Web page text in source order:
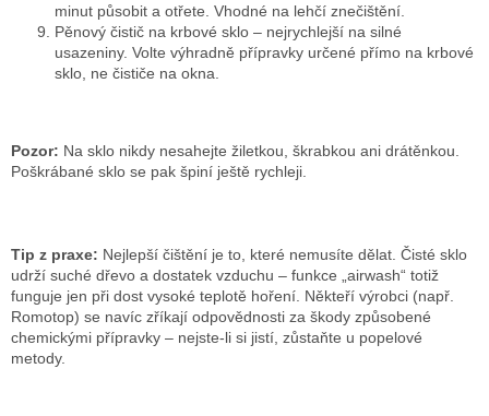
minut působit a otřete. Vhodné na lehčí znečištění.
Pěnový čistič na krbové sklo – nejrychlejší na silné
usazeniny. Volte výhradně přípravky určené přímo na krbové
sklo, ne čističe na okna.
Pozor: Na sklo nikdy nesahejte žiletkou, škrabkou ani drátěnkou.
Poškrábané sklo se pak špiní ještě rychleji.
Tip z praxe: Nejlepší čištění je to, které nemusíte dělat. Čisté sklo
udrží suché dřevo a dostatek vzduchu – funkce „airwash“ totiž
funguje jen při dost vysoké teplotě hoření. Někteří výrobci (např.
Romotop) se navíc zříkají odpovědnosti za škody způsobené
chemickými přípravky – nejste-li si jistí, zůstaňte u popelové
metody.